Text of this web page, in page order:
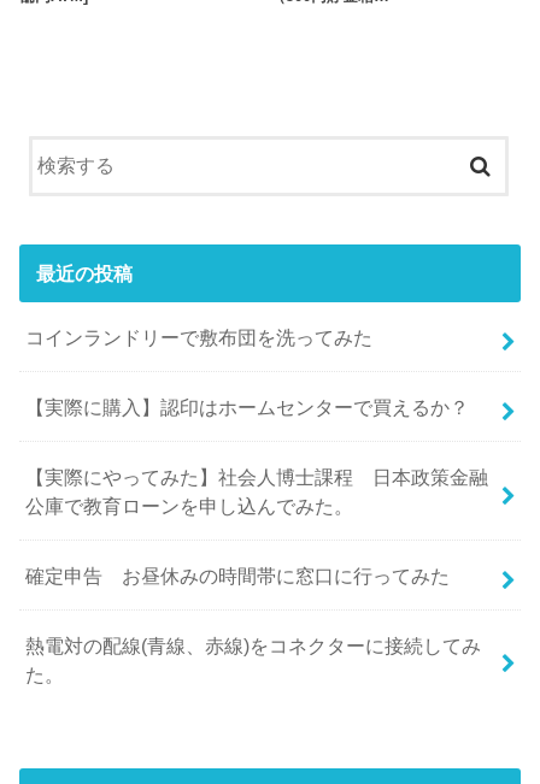
最近の投稿
コインランドリーで敷布団を洗ってみた
【実際に購入】認印はホームセンターで買えるか？
【実際にやってみた】社会人博士課程 日本政策金融
公庫で教育ローンを申し込んでみた。
確定申告 お昼休みの時間帯に窓口に行ってみた
熱電対の配線(青線、赤線)をコネクターに接続してみ
た。